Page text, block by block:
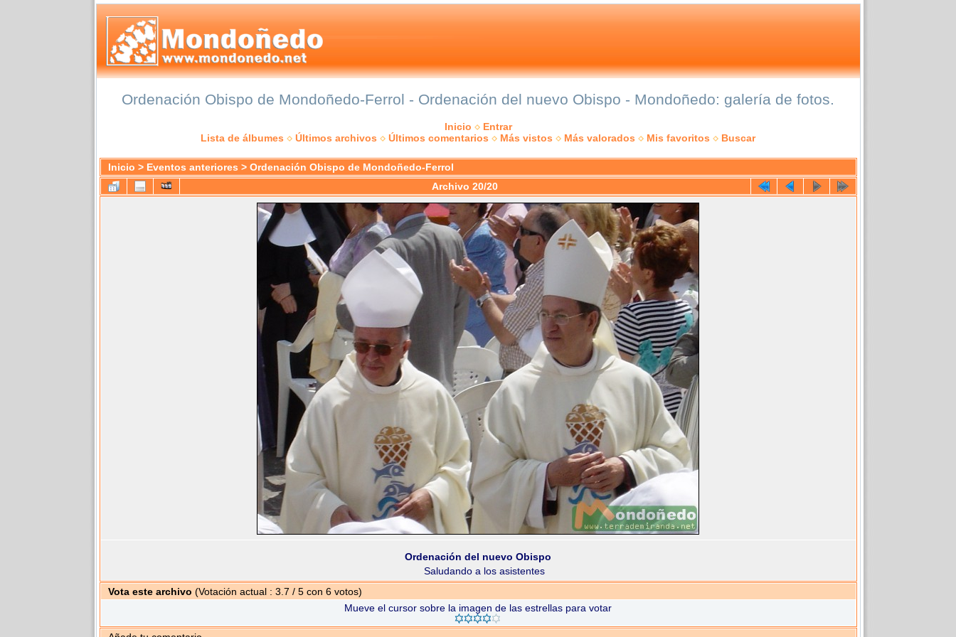
Ordenación Obispo de Mondoñedo-Ferrol - Ordenación del nuevo Obispo - Mondoñedo: galería de fotos.
Inicio
Entrar
Lista de álbumes
Últimos archivos Últimos comentarios Más vistos Más valorados Mis favoritos Buscar
Inicio > Eventos anteriores > Ordenación Obispo de Mondoñedo-Ferrol
Archivo 20/20
Ordenación del nuevo Obispo
Saludando a los asistentes
Vota este archivo (Votación actual : 3.7 / 5 con 6 votos)
Mueve el cursor sobre la imagen de las estrellas para votar